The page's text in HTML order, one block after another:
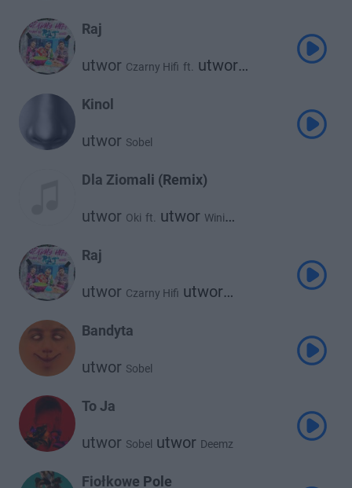
Raj
utwor Czarny Hifi ft. utwor
Kinol
utwor Sobel
Dla Ziomali (Remix)
utwor Oki ft. utwor Wini
utwor
Raj
utwor Czarny Hifi utwor
Bandyta
utwor Sobel
To Ja
utwor Sobel utwor Deemz
Fiołkowe Pole